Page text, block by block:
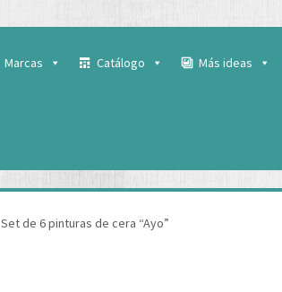
Marcas Catálogo Más ideas
Set de 6 pinturas de cera “Ayo”